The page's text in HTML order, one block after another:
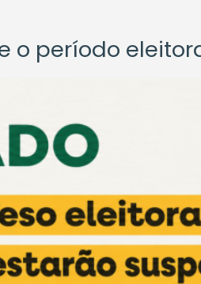
o período